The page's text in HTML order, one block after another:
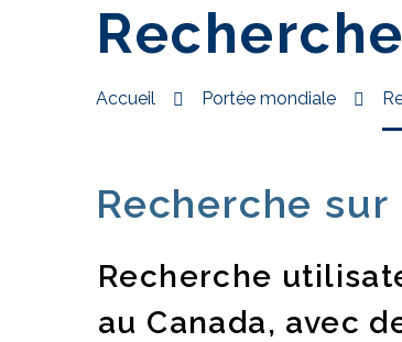
Accueil Portée mondiale
Recherche
Recherche
au Canada, avec